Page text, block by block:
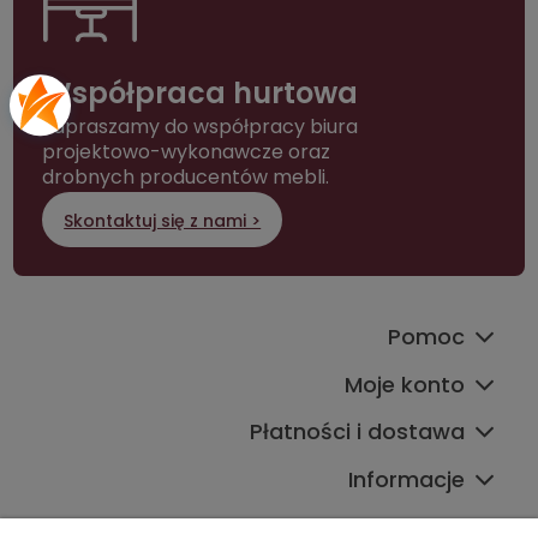
Współpraca hurtowa
Zapraszamy do współpracy biura
projektowo-wykonawcze oraz
drobnych producentów mebli.
Skontaktuj się z nami >
Pomoc
Moje konto
Płatności i dostawa
Informacje
Kontakt ze sklepem